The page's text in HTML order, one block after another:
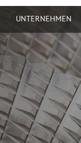
UN­TER­NEH­MEN